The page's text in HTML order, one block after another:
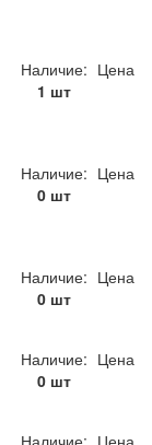
Наличие:
1 шт
Цена
Наличие:
0 шт
Цена
Наличие:
0 шт
Цена
Наличие:
0 шт
Цена